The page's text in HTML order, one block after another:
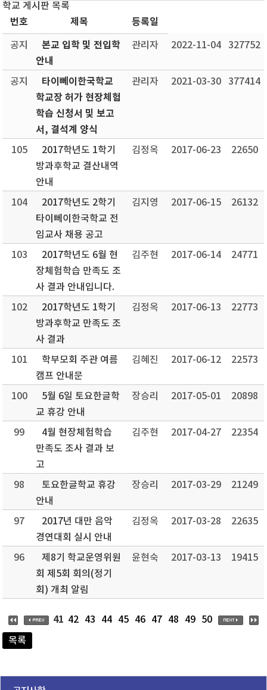
학교 게시판 목록
번호 제목 등록일
공지
본교 입학 및 전입학
안내
관리자 2022-11-04 327752
공지
타이뻬이한국학교
학교장 허가 현장체험
학습 신청서 및 보고
서, 결석계 양식
관리자 2021-03-30 377414
105
2017학년도 1학기
방과후학교 결산내역
안내
김정옥 2017-06-23 22650
104
2017학년도 2학기
타이뻬이한국학교 전
임교사 채용 공고
김지영 2017-06-15 26132
103
2017학년도 6월 현
장체험학습 만족도 조
사 결과 안내입니다.
김주현 2017-06-14 24771
102
2017학년도 1학기
방과후학교 만족도 조
사 결과
김정옥 2017-06-13 22773
101
학부모회 주관 여름
캠프 안내문
김혜진 2017-06-12 22573
100
5월 6일 토요한글학
교 휴강 안내
장승리 2017-05-01 20898
99
4월 현장체험학습
만족도 조사 결과 보
고
김주현 2017-04-27 22354
98
토요한글학교 휴강
안내
장승리 2017-03-29 21249
97
2017년 대만 음악
경연대회 실시 안내
김정옥 2017-03-28 22635
96
제8기 학교운영위원
회 제5회 회의(정기
회) 개최 알림
윤현숙 2017-03-13 19415
41 42 43 44 45 46 47 48 49
50
목록